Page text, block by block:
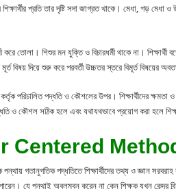
প্রতি তার দৃষ্টি সদা জাগ্রত থাকে। মেধা, গড় মেধা ও
করে তোলা। শিশুর মন যুক্তি ও বিচারধর্মী থাকে না। শিক্ষার্থী
বিষয় দিয়ে শুরু করে পরবর্তী উচ্চতর স্তরে বিমূর্ত বিষয়ের
পরিচালিত পদ্ধতি ও কৌশলের উপর। শিক্ষার্থীদের ক্ষমতা
ও কৌশল সঠিক হলে এবং যথাযথভাবে প্রয়োগ করা হলে
Centered
গতানুগতিক পদ্ধতিতে শিক্ষার্থীদের তথ্য ও জ্ঞান সরবরাহ
যে পন্থাই অবলম্বন করেন না কেন শিক্ষক যখন কেন্দ্র